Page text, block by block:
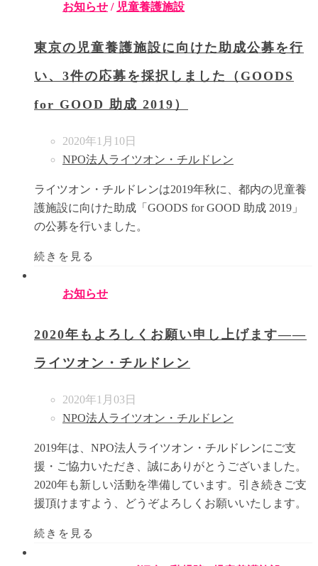
お知らせ / 児童養護施設
東京の児童養護施設に向けた助成公募を行
い、3件の応募を採択しました（GOODS
for GOOD 助成 2019）
2020年1月10日
NPO法人ライツオン・チルドレン
ライツオン・チルドレンは2019年秋に、都内の児童養
護施設に向けた助成「GOODS for GOOD 助成 2019」
の公募を行いました。
続きを見る
お知らせ
2020年もよろしくお願い申し上げます――
ライツオン・チルドレン
2020年1月03日
NPO法人ライツオン・チルドレン
2019年は、NPO法人ライツオン・チルドレンにご支
援・ご協力いただき、誠にありがとうございました。
2020年も新しい活動を準備しています。引き続きご支
援頂けますよう、どうぞよろしくお願いいたします。
続きを見る